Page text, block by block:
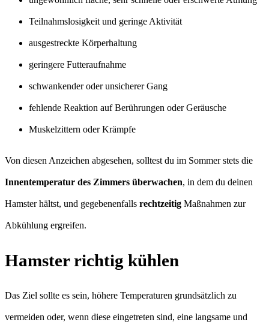
Teilnahmslosigkeit und geringe Aktivität
ausgestreckte Körperhaltung
geringere Futteraufnahme
schwankender oder unsicherer Gang
fehlende Reaktion auf Berührungen oder Geräusche
Muskelzittern oder Krämpfe
Von diesen Anzeichen abgesehen, solltest du im Sommer stets die
Innentemperatur des Zimmers überwachen, in dem du deinen
Hamster hältst, und gegebenenfalls rechtzeitig Maßnahmen zur
Abkühlung ergreifen.
Hamster richtig kühlen
Das Ziel sollte es sein, höhere Temperaturen grundsätzlich zu
vermeiden oder, wenn diese eingetreten sind, eine langsame und